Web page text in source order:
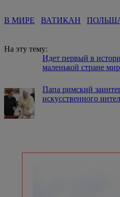
В МИРЕ ВАТИКАН
На эту тему:
Идет первый в
маленькой стране
Папа римский
искусственного